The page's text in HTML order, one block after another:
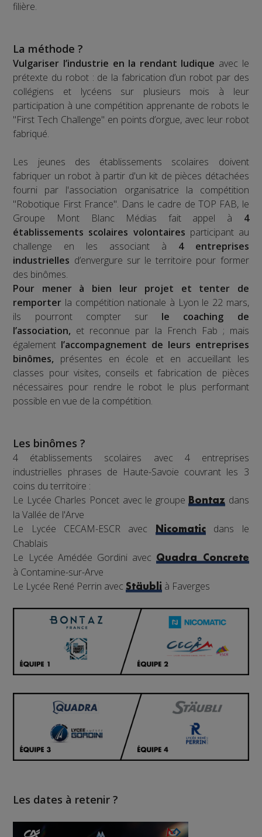
filière.
La méthode ?
Vulgariser l’industrie en la rendant ludique avec le
prétexte du robot : de la fabrication d’un robot par des
collégiens et lycéens sur plusieurs mois à leur
participation à une compétition apprenante de robots le
"First Tech Challenge" en points d’orgue, avec leur robot
fabriqué.
Les jeunes des établissements scolaires doivent
fabriquer un robot à partir d'un kit de pièces détachées
fourni par l'association organisatrice la compétition
"Robotique First France". Dans le cadre de TOP FAB, le
Groupe Mont Blanc Médias fait appel à 4
établissements scolaires volontaires participant au
challenge en les associant à 4 entreprises
industrielles d’envergure sur le territoire pour former
des binômes.
Pour mener à bien leur projet et tenter de
remporter la compétition nationale à Lyon le 22 mars,
ils pourront compter sur le coaching de
l’association, et reconnue par la French Fab ; mais
également l’accompagnement de leurs entreprises
binômes, présentes en école et en accueillant les
classes pour visites, conseils et fabrication de pièces
nécessaires pour rendre le robot le plus performant
possible en vue de la compétition.
Les binômes ?
4 établissements scolaires avec 4 entreprises
industrielles phrases de Haute-Savoie couvrant les 3
coins du territoire :
Le Lycée Charles Poncet avec le groupe Bontaz dans
la Vallée de l'Arve
Le Lycée CECAM-ESCR avec
Nicomaticdans le
Chablais
Le Lycée Amédée Gordini avecQuadra Concrete
à Contamine-sur-Arve
Le Lycée René Perrin avecStäubli à Faverges
Les dates à retenir ?